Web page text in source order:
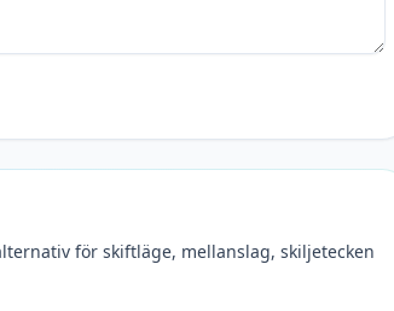
för skiftläge, mellanslag, skiljetecken